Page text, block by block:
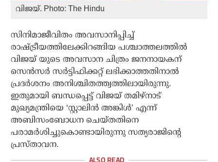
വിജയ്. Photo: The Hindu
സിനിമാജീവിതം അവസാനിപ്പിച്ച്
രാഷ്ട്രീയത്തിലേക്കിറങ്ങിയ പശ്ചാത്തലത്തില്‍
വിജയ് യുടെ അവസാന ചിത്രം ജനനായകന്
സെന്‍സര്‍ സര്‍ട്ടിഫിക്കറ്റ് ലഭിക്കാത്തതിനാല്‍
പ്രദര്‍ശനം അനിശ്ചിതത്ത്വത്തിലായിരുന്നു.
ഇതുമായി ബന്ധപ്പെട്ട് വിജയ് തമിഴ്‌നാട്
മുഖ്യമന്ത്രിയെ ‘സ്റ്റാലിന്‍ അങ്കിള്‍’ എന്ന്
അബിസംബോധന ചെയ്തതിനെ
പരാമര്‍ശിച്ചുകൊണ്ടായിരുന്നു സത്യരാജിന്റെ
പ്രസ്താവന.